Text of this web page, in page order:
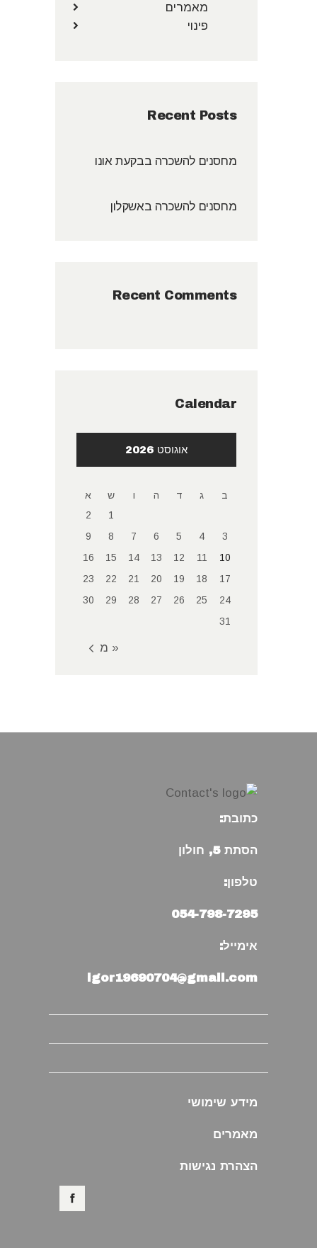
מאמרים
פינוי
Recent Posts
מחסנים להשכרה בבקעת אונו
מחסנים להשכרה באשקלון
Recent Comments
Calendar
אוגוסט 2026
ב ג ד ה ו ש
א
1
2
3
4
5
6
7
8
9
10
11
12
13
14
15
16
17
18
19
20
21
22
23
24
25
26
27
28
29
30
31
« מאי
כתובת:
הסתת 5, חולון
טלפון:
054-798-7295
אימייל:
igor19690704@gmail.com
מידע שימושי
מאמרים
הצהרת נגישות